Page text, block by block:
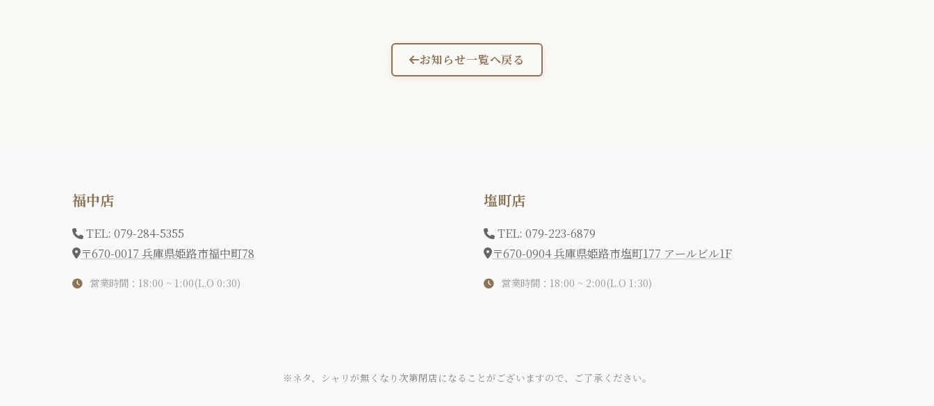
お知らせ一覧へ戻る
福中店
TEL: 079-284-5355
〒670-0017 兵庫県姫路市福中町78
営業時間：18:00 ~ 1:00(L.O 0:30)
塩町店
TEL: 079-223-6879
〒670-0904 兵庫県姫路市塩町177 アールビル1F
営業時間：18:00 ~ 2:00(L.O 1:30)
※ネタ、シャリが無くなり次第閉店になることがございますので、ご了承ください。